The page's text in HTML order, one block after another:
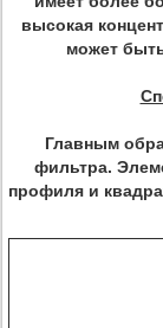
высокая
может
Главным
фильтра.
профиля и